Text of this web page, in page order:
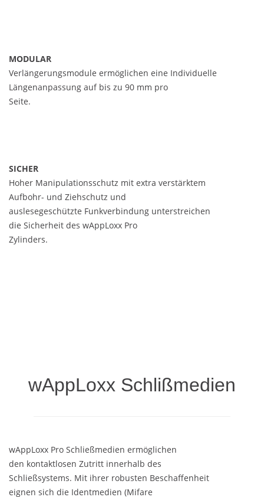
MODULAR
Verlängerungsmodule ermöglichen eine Individuelle
Längenanpassung auf bis zu 90 mm pro
Seite.
SICHER
Hoher Manipulationsschutz mit extra verstärktem
Aufbohr- und Ziehschutz und
auslesegeschützte Funkverbindung unterstreichen
die Sicherheit des wAppLoxx Pro
Zylinders.
wAppLoxx Schlißmedien
wAppLoxx Pro Schließmedien ermöglichen
den kontaktlosen Zutritt innerhalb des
Schließsystems. Mit ihrer robusten Beschaffenheit
eignen sich die Identmedien (Mifare